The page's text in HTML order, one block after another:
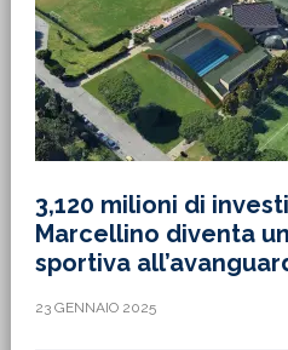
3,120 milioni di
Marcellino diventa
sportiva
23 GENNAIO 2025